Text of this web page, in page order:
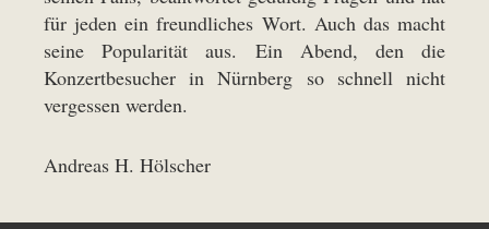
für jeden ein freundliches Wort. Auch das macht
seine Popularität aus. Ein Abend, den die
Konzertbesucher in Nürnberg so schnell nicht
vergessen werden.
Andreas H. Hölscher